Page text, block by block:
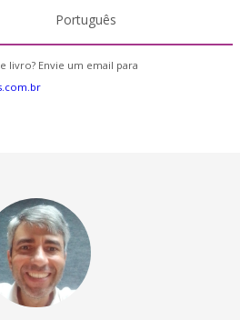
Português
livro? Envie um email para